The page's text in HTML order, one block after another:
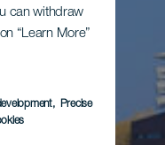
can withdraw
“Learn More”
, Precise